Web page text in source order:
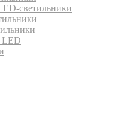
светильники
LED